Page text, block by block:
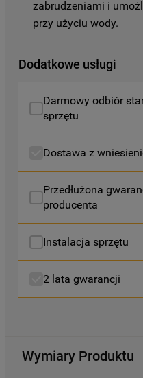
zabrudzeniami i
przy użyciu wody.
Dodatkowe usługi
Darmowy odbiór
sprzętu
Dostawa z
Przedłużona
producenta
Instalacja sprzętu
2 lata gwarancji
Wymiary Produktu
preferencje, znajdą
Polityce Cookies
zbieranych za
prywatności.
Państwo zgodę na
rodzajów plików
udostępnianie
podmiotom trzecim
celach.
Klikając
mogą Państwo
domyślnych, co